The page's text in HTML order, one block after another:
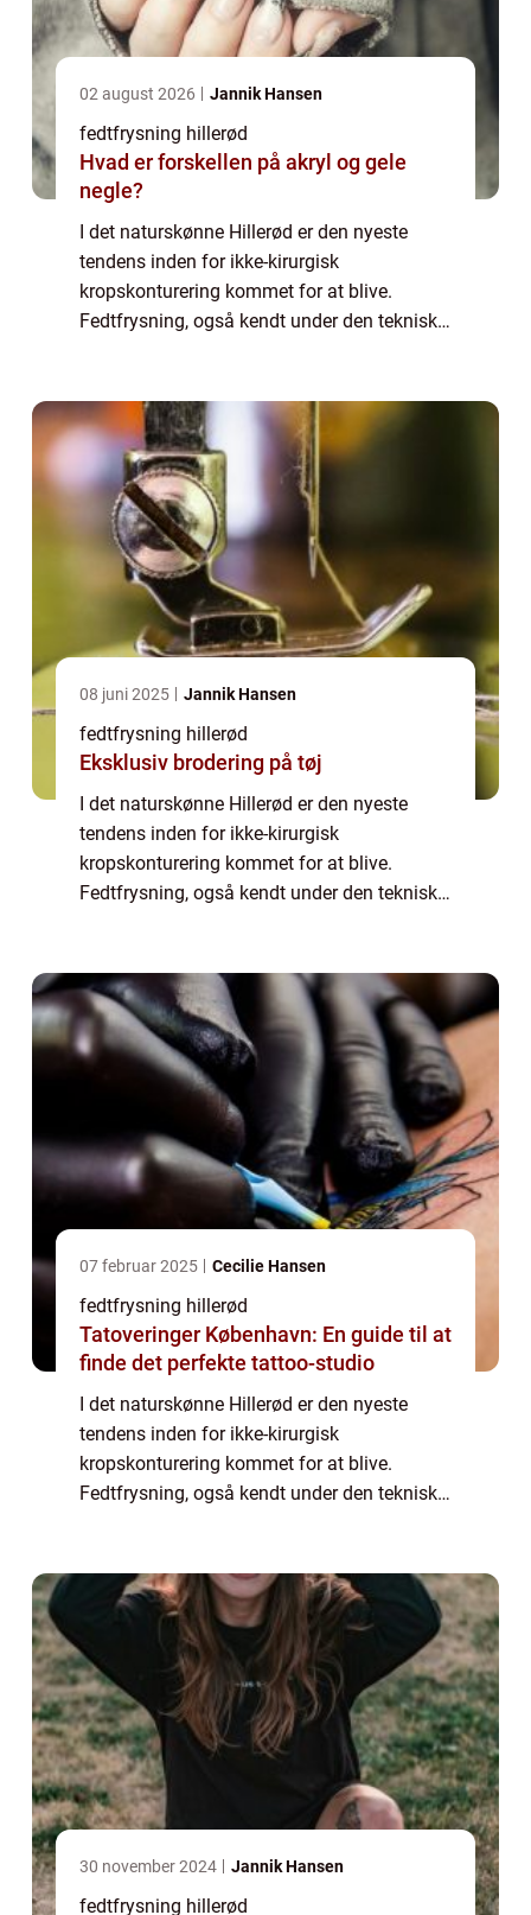
02 august 2026 Jannik Hansen
fedtfrysning hillerød
Hvad er forskellen på akryl og gele
negle?
I det naturskønne Hillerød er den nyeste
tendens inden for ikke-kirurgisk
kropskonturering kommet for at blive.
Fedtfrysning, også kendt under den tekniske
08 juni 2025 Jannik Hansen
fedtfrysning hillerød
Eksklusiv brodering på tøj
I det naturskønne Hillerød er den nyeste
tendens inden for ikke-kirurgisk
kropskonturering kommet for at blive.
Fedtfrysning, også kendt under den tekniske
07 februar 2025 Cecilie Hansen
fedtfrysning hillerød
Tatoveringer København: En guide til at
finde det perfekte tattoo-studio
I det naturskønne Hillerød er den nyeste
tendens inden for ikke-kirurgisk
kropskonturering kommet for at blive.
Fedtfrysning, også kendt under den tekniske
30 november 2024 Jannik Hansen
fedtfrysning hillerød